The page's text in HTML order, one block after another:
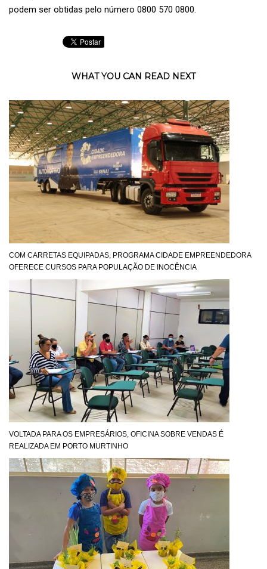
podem ser obtidas pelo número 0800 570 0800.
WHAT YOU CAN READ NEXT
COM CARRETAS EQUIPADAS, PROGRAMA CIDADE EMPREENDEDORA
OFERECE CURSOS PARA POPULAÇÃO DE INOCÊNCIA
VOLTADA PARA OS EMPRESÁRIOS, OFICINA SOBRE VENDAS É
REALIZADA EM PORTO MURTINHO